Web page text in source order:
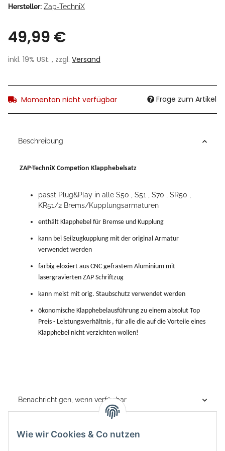
Hersteller: Zap-TechniX
49,99 €
inkl. 19% USt. , zzgl. Versand
Momentan nicht verfügbar Frage zum Artikel
Beschreibung
ZAP-TechniX Competion Klapphebelsatz
passt Plug&Play in alle S50 , S51 , S70 , SR50 ,
KR51/2 Brems/Kupplungsarmaturen
enthält Klapphebel für Bremse und Kupplung
kann bei Seilzugkupplung mit der original Armatur
verwendet werden
farbig eloxiert aus CNC gefrästem Aluminium mit
lasergravierten ZAP Schriftzug
kann meist mit orig. Staubschutz verwendet werden
ökonomische Klapphebelausführung zu einem absolut Top
Preis - Leistungsverhältnis , für alle die auf die Vorteile eines
Klapphebel nicht verzichten wollen!
Benachrichtigen, wenn verfügbar
Wie wir Cookies & Co nutzen